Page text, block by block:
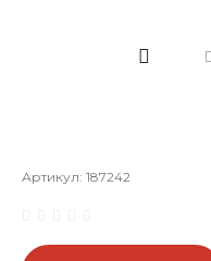
Артикул: 187242